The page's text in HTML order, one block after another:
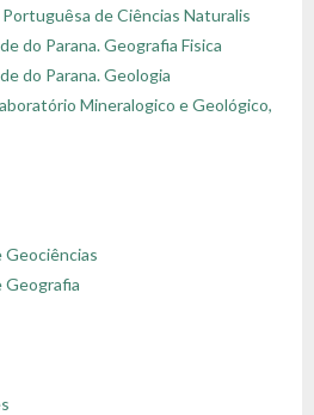
de Ciências Naturalis
do Parana. Geografia Fisica
do Parana. Geologia
Mineralogico e Geológico,
Geociências
Geografia